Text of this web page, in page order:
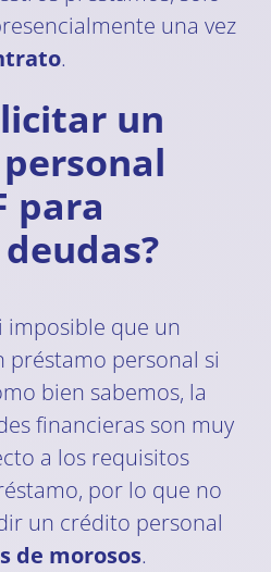
una vez
.
un
para
imposible que un
personal si
bien sabemos, la
financieras son muy
a los requisitos
por lo que no
un crédito personal
de morosos.